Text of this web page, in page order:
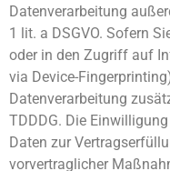
Datenverarbeitung
1 lit. a DSGVO. Sofern
oder in den Zugriff auf
via Device-
Datenverarbeitung
TDDDG. Die
Daten zur
vorvertraglicher